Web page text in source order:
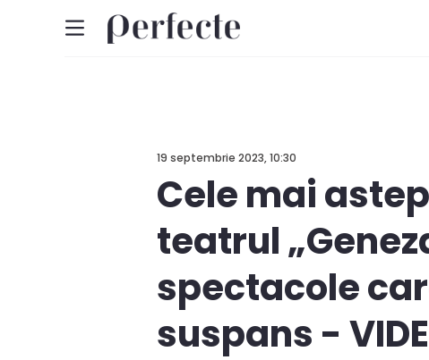
19 septembrie 2023, 10:30
Cele mai
teatrul
spectacole
suspans -